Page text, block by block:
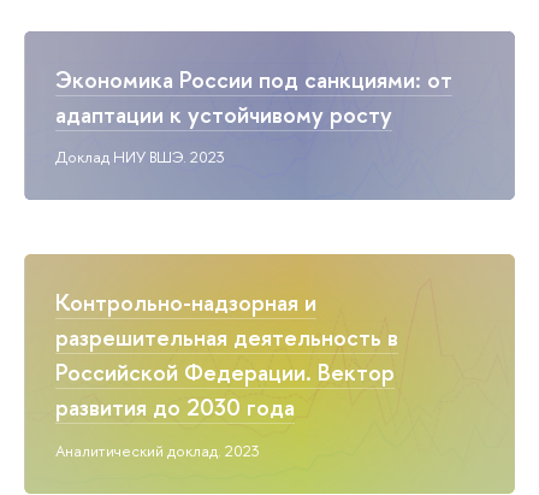
Экономика России под санкциями: от
адаптации к устойчивому росту
Доклад НИУ ВШЭ. 2023
Контрольно-надзорная и
разрешительная деятельность в
Российской Федерации. Вектор
развития до 2030 года
Аналитический доклад. 2023